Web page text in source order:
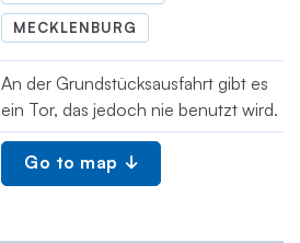
MECKLENBURG
An der Grundstücksausfahrt gibt es
ein Tor, das jedoch nie benutzt wird.
Go to map